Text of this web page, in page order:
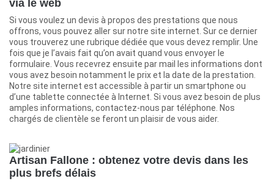
via le web
Si vous voulez un devis à propos des prestations que nous
offrons, vous pouvez aller sur notre site internet. Sur ce dernier
vous trouverez une rubrique dédiée que vous devez remplir. Une
fois que je l’avais fait qu’on avait quand vous envoyer le
formulaire. Vous recevrez ensuite par mail les informations dont
vous avez besoin notamment le prix et la date de la prestation.
Notre site internet est accessible à partir un smartphone ou
d’une tablette connectée à Internet. Si vous avez besoin de plus
amples informations, contactez-nous par téléphone. Nos
chargés de clientèle se feront un plaisir de vous aider.
Artisan Fallone : obtenez votre devis dans les
plus brefs délais